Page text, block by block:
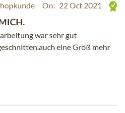
On: 22 Oct 2021
war sehr gut
eine Größ mehr